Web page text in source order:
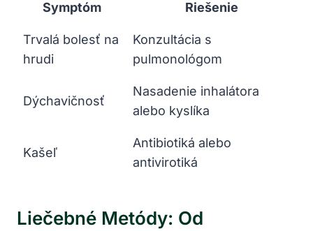
Symptóm Riešenie
Trvalá bolesť na
hrudi
Konzultácia s
pulmonológom
Dýchavičnosť
Nasadenie inhalátora
alebo kyslíka
Kašeľ
Antibiotiká alebo
antivirotiká
Liečebné Metódy: Od